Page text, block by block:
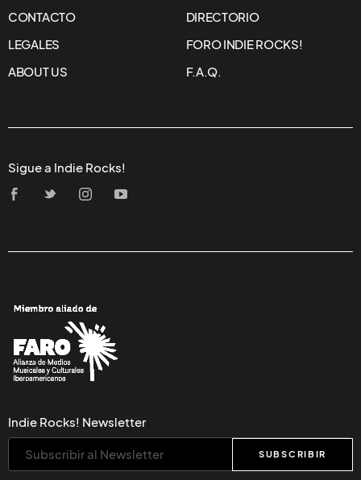
CONTACTO
DIRECTORIO
LEGALES
FORO INDIE ROCKS!
ABOUT US
F.A.Q.
Sigue a Indie Rocks!
Indie Rocks! Newsletter